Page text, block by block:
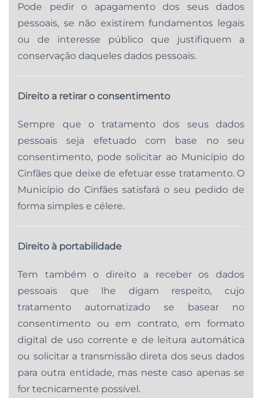
Pode pedir o apagamento dos seus dados
pessoais, se não existirem fundamentos legais
ou de interesse público que justifiquem a
conservação daqueles dados pessoais.
Direito a retirar o consentimento
Sempre que o tratamento dos seus dados
pessoais seja efetuado com base no seu
consentimento, pode solicitar ao Município do
Cinfães que deixe de efetuar esse tratamento. O
Município do Cinfães satisfará o seu pedido de
forma simples e célere.
Direito à portabilidade
Tem também o direito a receber os dados
pessoais que lhe digam respeito, cujo
tratamento automatizado se basear no
consentimento ou em contrato, em formato
digital de uso corrente e de leitura automática
ou solicitar a transmissão direta dos seus dados
para outra entidade, mas neste caso apenas se
for tecnicamente possível.